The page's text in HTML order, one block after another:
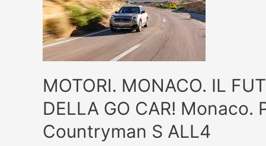
MOTORI. MONACO. IL
DELLA GO CAR!
Countryman S ALL4